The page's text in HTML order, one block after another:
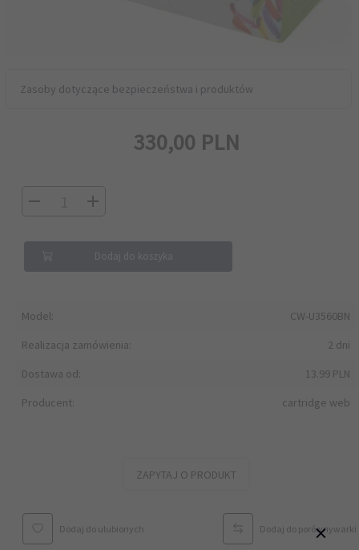
Zasoby dotyczące bezpieczeństwa i produktów
Model:
CW-U3560BN
Realizacja zamówienia:
2 dni
Dostawa od:
13.99 PLN
Producent:
cartridge web
330,00 PLN
ZAPYTAJ O PRODUKT
Dodaj do koszyka
Dodaj do ulubionych Dodaj do porównywarki
×